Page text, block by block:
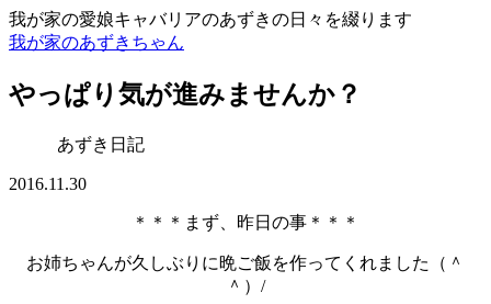
我が家の愛娘キャバリアのあずきの日々を綴ります
我が家のあずきちゃん
やっぱり気が進みませんか？
あずき日記
2016.11.30
＊＊＊まず、昨日の事＊＊＊
お姉ちゃんが久しぶりに晩ご飯を作ってくれました（＾
＾）/